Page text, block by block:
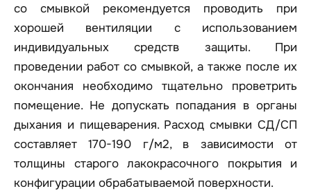
со смывкой рекомендуется проводить при
хорошей вентиляции с использованием
индивидуальных средств защиты. При
проведении работ со смывкой, а также после их
окончания необходимо тщательно проветрить
помещение. Не допускать попадания в органы
дыхания и пищеварения. Расход смывки СД/СП
составляет 170-190 г/м2, в зависимости от
толщины старого лакокрасочного покрытия и
конфигурации обрабатываемой поверхности.